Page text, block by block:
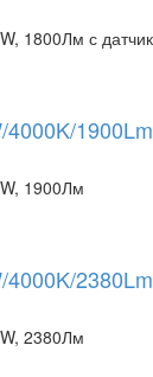
1800Лм с
1900Лм
2380Лм